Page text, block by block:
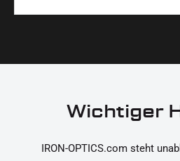
korrekt an deinem Motorrad zu
Ja, du kannst die Teile
Rücksendung findest du in
Wichtiger
IRON-OPTICS.com steht